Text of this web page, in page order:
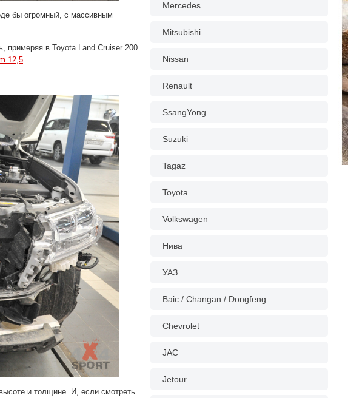
бы огромный, с массивным
примеряя в Toyota Land Cruiser 200
12,5
и толщине. И, если смотреть
Mercedes
Mitsubishi
Nissan
Renault
SsangYong
Suzuki
Tagaz
Toyota
Volkswagen
Нива
УАЗ
Baic / Changan / Dongfeng
Chevrolet
JAC
Jetour